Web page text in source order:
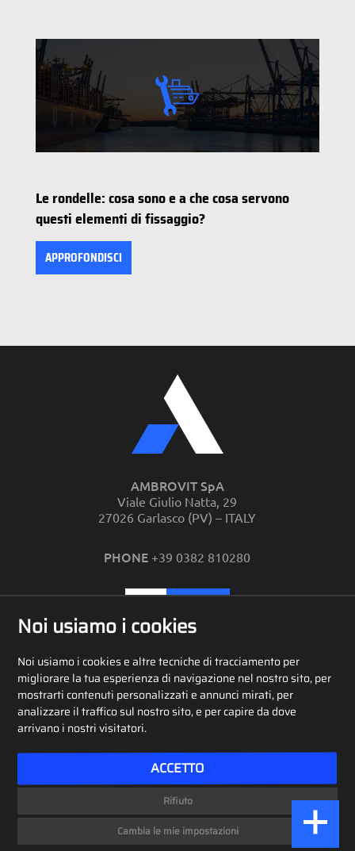
Noi usiamo i cookies
Noi usiamo i cookies e altre tecniche di tracciamento per
migliorare la tua esperienza di navigazione nel nostro sito, per
mostrarti contenuti personalizzati e annunci mirati, per
analizzare il traffico sul nostro sito, e per capire da dove
arrivano i nostri visitatori.
ACCETTO
Rifiuto
Cambia le mie impostazioni
Le rondelle: cosa sono e a che cosa servono
questi elementi di fissaggio?
APPROFONDISCI
AMBROVIT SpA
Viale Giulio Natta, 29
27026 Garlasco (PV) – ITALY
PHONE +39 0382 810280
RETE VENDITA
© Ambrovit SpA 2024 – Tutti i diritti riservati – P.I. 11451770157
Privacy Policy– Cookie Policy